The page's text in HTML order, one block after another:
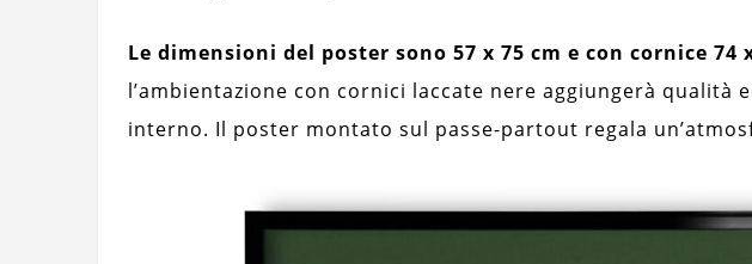
Le dimensioni del poster sono 57 x 75 cm e con cornice 74
l’ambientazione con cornici laccate nere aggiungerà qualità
interno. Il poster montato sul passe-partout regala